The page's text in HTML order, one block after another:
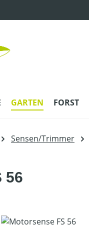
GARTEN FORST
Sensen/Trimmer
56